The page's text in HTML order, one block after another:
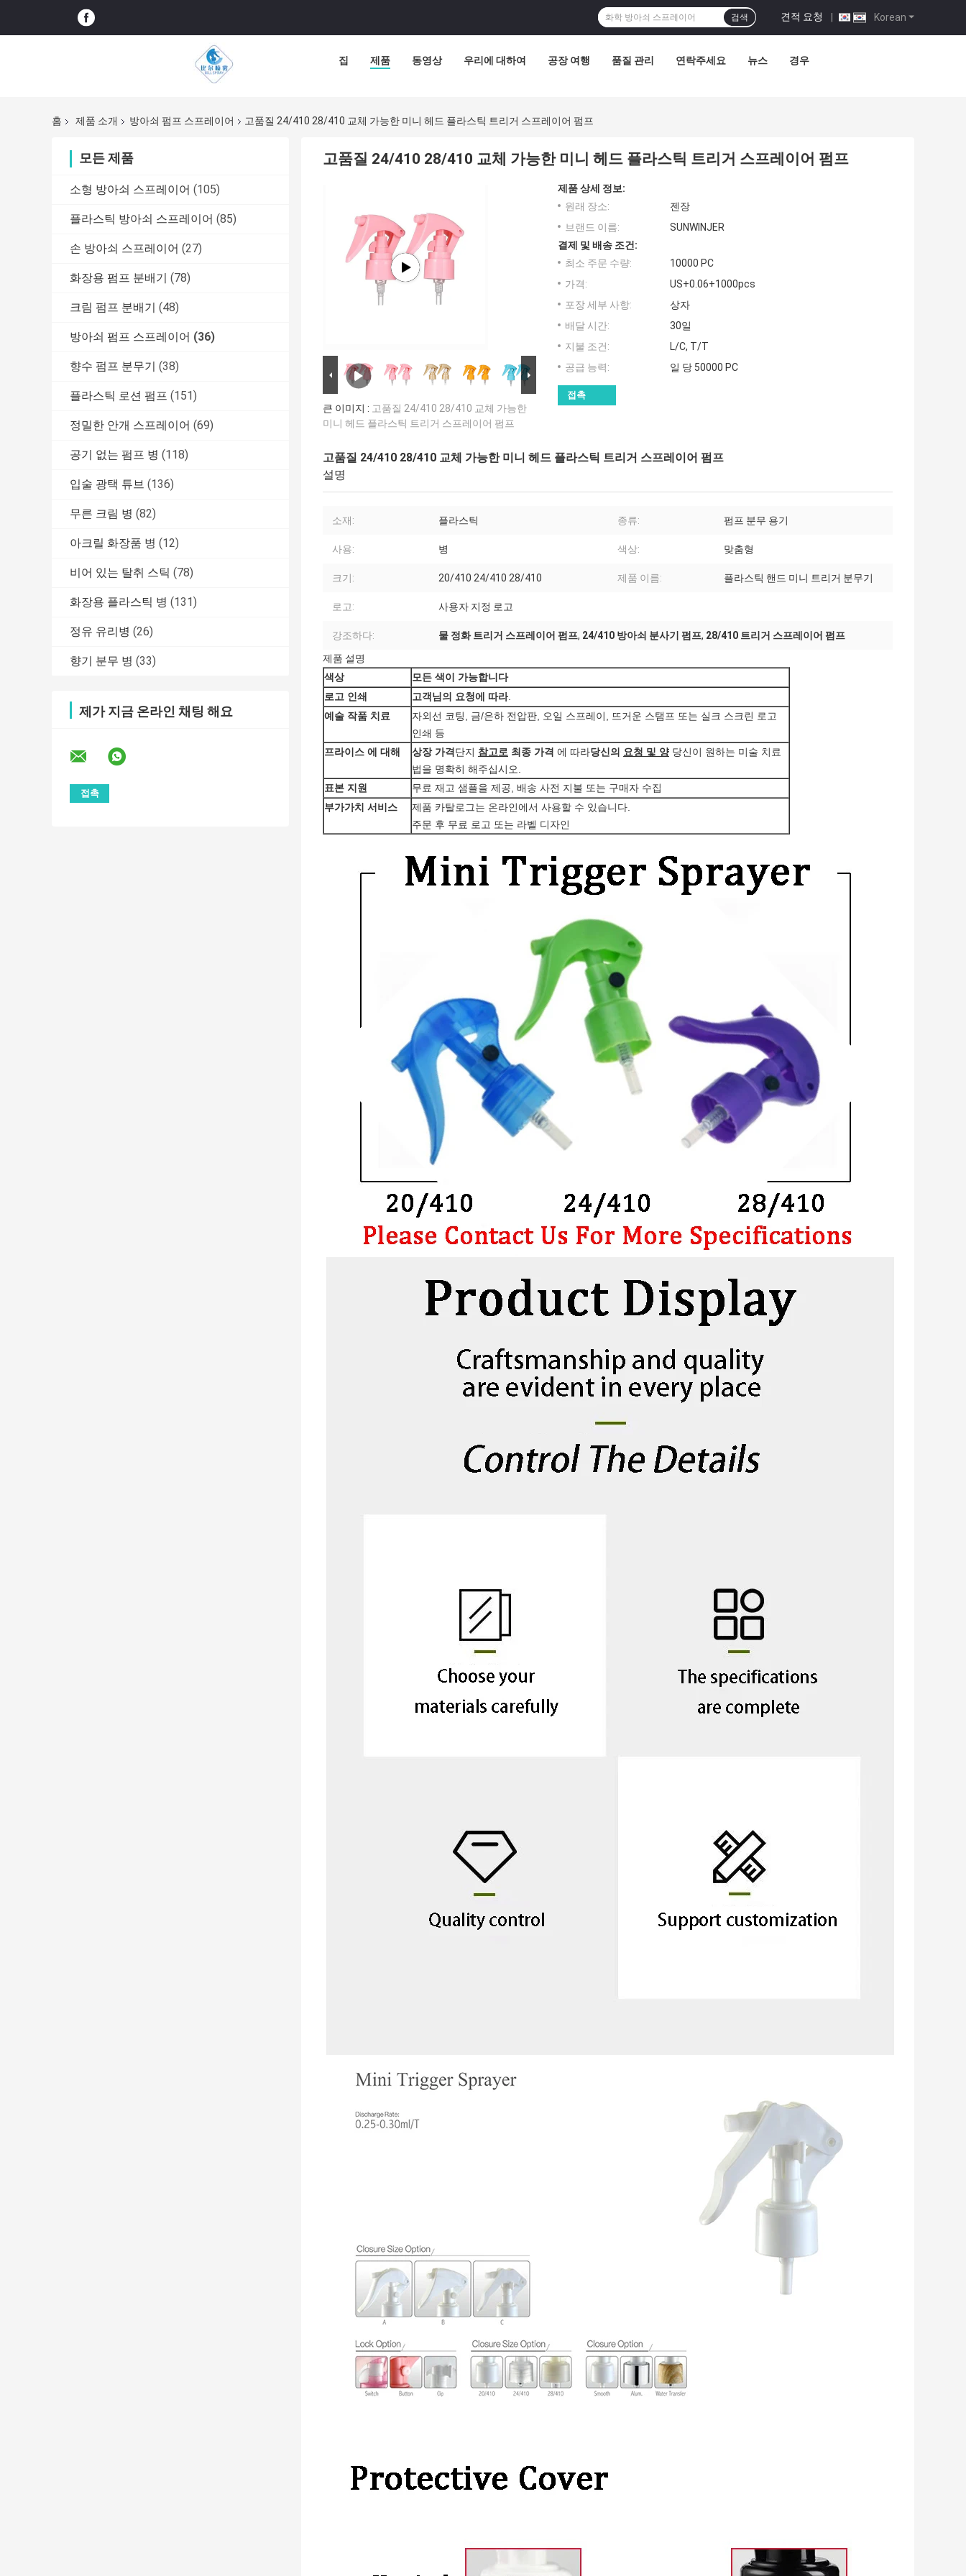
Korean
견적 요청 |
검색
집 제품 동영상 우리에 대하여 공장 여행 품질 관리 연락주세요 뉴스 경우
홈 제품 소개 방아쇠 펌프 스프레이어 고품질 24/410 28/410 교체 가능한 미니 헤드 플라스틱 트리거 스프레이어 펌프
모든 제품
소형 방아쇠 스프레이어 (105)
플라스틱 방아쇠 스프레이어 (85)
손 방아쇠 스프레이어 (27)
화장용 펌프 분배기 (78)
크림 펌프 분배기 (48)
방아쇠 펌프 스프레이어 (36)
향수 펌프 분무기 (38)
플라스틱 로션 펌프 (151)
정밀한 안개 스프레이어 (69)
공기 없는 펌프 병 (118)
입술 광택 튜브 (136)
무른 크림 병 (82)
아크릴 화장품 병 (12)
비어 있는 탈취 스틱 (78)
화장용 플라스틱 병 (131)
정유 유리병 (26)
향기 분무 병 (33)
제가 지금 온라인 채팅 해요
고품질 24/410 28/410 교체 가능한 미니 헤드 플라스틱 트리거 스프레이어 펌프
큰 이미지 : 고품질 24/410 28/410 교체 가능한
미니 헤드 플라스틱 트리거 스프레이어 펌프
제품 상세 정보:
원래 장소:
젠장
브랜드 이름:
SUNWINJER
결제 및 배송 조건:
최소 주문 수량:
10000 PC
가격:
US+0.06+1000pcs
포장 세부 사항:
상자
배달 시간:
30일
지불 조건:
L/C, T/T
공급 능력:
일 당 50000 PC
접촉
고품질 24/410 28/410 교체 가능한 미니 헤드 플라스틱 트리거 스프레이어 펌프
설명
소재: 플라스틱 종류: 펌프 분무 용기
사용: 병 색상: 맞춤형
크기: 20/410 24/410 28/410 제품 이름: 플라스틱 핸드 미니 트리거 분무기
로고: 사용자 지정 로고
강조하다: 물 정화 트리거 스프레이어 펌프, 24/410 방아쇠 분사기 펌프, 28/410 트리거 스프레이어 펌프
제품 설명
색상 모든 색이 가능합니다
로고 인쇄 고객님의 요청에 따라.
예술 작품 치료
자외선 코팅, 금/은하 전압판, 오일 스프레이, 뜨거운 스탬프 또는 실크 스크린 로고
인쇄 등
프라이스 에 대해 상장 가격 단지 참고로 최종 가격 에 따라당신의 요청 및 양 당신이 원하는 미술 치료
법을 명확히 해주십시오.
표본 지원 무료 재고 샘플을 제공, 배송 사전 지불 또는 구매자 수집
부가가치 서비스
제품 카탈로그는 온라인에서 사용할 수 있습니다.
주문 후 무료 로고 또는 라벨 디자인